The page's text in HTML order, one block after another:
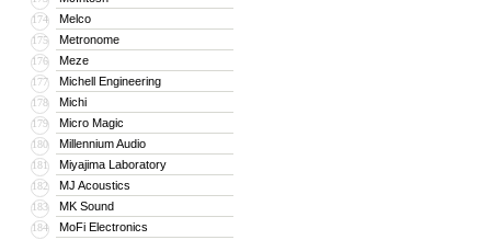
174 Melco
175 Metronome
176 Meze
177 Michell Engineering
178 Michi
179 Micro Magic
180 Millennium Audio
181 Miyajima Laboratory
182 MJ Acoustics
183 MK Sound
184 MoFi Electronics